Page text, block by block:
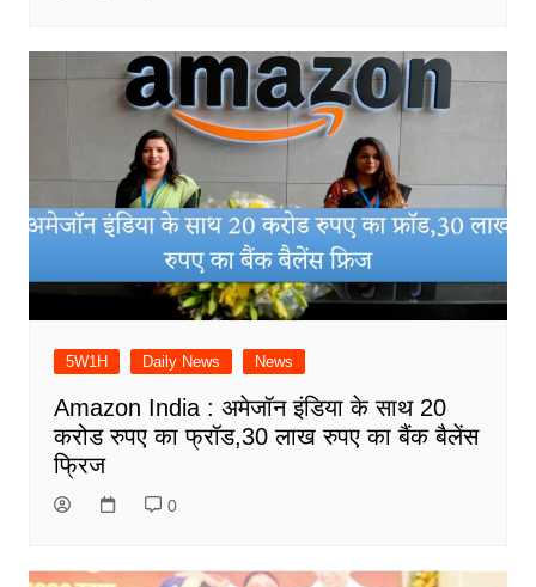
5W1H Daily News News
Amazon India : अमेजॉन इंडिया के साथ 20
करोड रुपए का फ्रॉड,30 लाख रुपए का बैंक बैलेंस
फ्रिज
0